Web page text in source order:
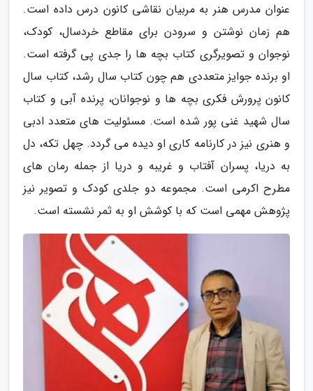
عنوان مدرس هنر به مربیان نقاشی کانون درس داده است.
هم زمان نوشتن و سرودن برای مقاطع خردسال، کودک،
نوجوان و تصویرگری کتاب بچه ها را جدی پی گرفته است.
او برنده جوایز متعددی هم چون کتاب سال رشد، کتاب سال
کانون پرورش فکری بچه ها و نوجوانان، پرنده آبی و کتاب
سال شهید غنی پور شده است. مسئولیت های متعدد ادبی
و هنری نیز در کارنامه کاری او دیده می گردد. چهل تکه، دل
به دریا، پسران آفتاب و غریبه و دریا از جمله رمان های
مطرح اکرمی است. مجموعه دو جلدی کودک و تصویر نیز
پژوهش مهمی است که با کوشش او به ثمر نشسته است.